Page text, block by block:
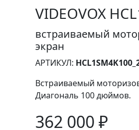
VIDEOVOX
встраиваемый
экран
АРТИКУЛ:
Встраиваемый
Диагональ 100 дюймов.
362 000 ₽